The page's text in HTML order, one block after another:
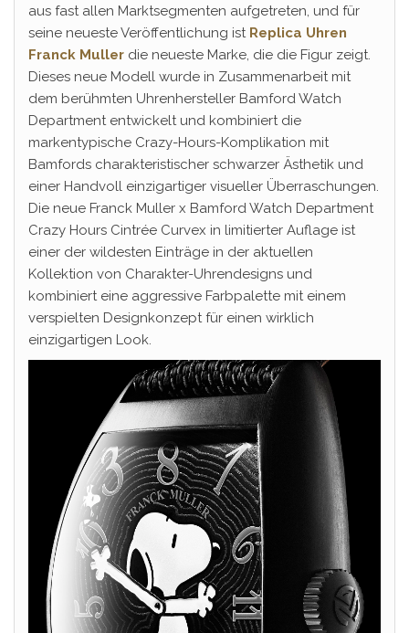
aus fast allen Marktsegmenten aufgetreten, und für
seine neueste Veröffentlichung ist Replica Uhren
Franck Muller die neueste Marke, die die Figur zeigt.
Dieses neue Modell wurde in Zusammenarbeit mit
dem berühmten Uhrenhersteller Bamford Watch
Department entwickelt und kombiniert die
markentypische Crazy-Hours-Komplikation mit
Bamfords charakteristischer schwarzer Ästhetik und
einer Handvoll einzigartiger visueller Überraschungen.
Die neue Franck Muller x Bamford Watch Department
Crazy Hours Cintrée Curvex in limitierter Auflage ist
einer der wildesten Einträge in der aktuellen
Kollektion von Charakter-Uhrendesigns und
kombiniert eine aggressive Farbpalette mit einem
verspielten Designkonzept für einen wirklich
einzigartigen Look.